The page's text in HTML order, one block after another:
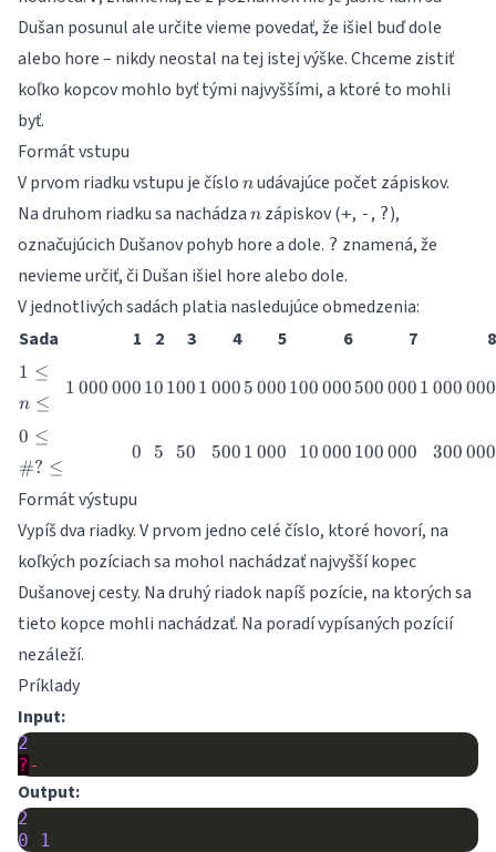
Dušan posunul ale určite vieme povedať, že išiel buď dole
alebo hore – nikdy neostal na tej istej výške. Chceme zistiť
koľko kopcov mohlo byť tými najvyššími, a ktoré to mohli
byť.
Formát vstupu
V prvom riadku vstupu je číslo n
nudávajúce počet zápiskov.
Na druhom riadku sa nachádza n
n zápiskov (+, - , ?),
označujúcich Dušanov pohyb hore a dole. ? znamená, že
nevieme určiť, či Dušan išiel hore alebo dole.
V jednotlivých sadách platia nasledujúce obmedzenia:
Sada
1 2 3 4 5 6 7 8
1
n
\leq
1 ≤
n ≤
1\,000\,000
1 000 000 10
10 100
100 1\,000
1 000 5\,000
5 000 100\,000
100 000 500\,000
500 000 1 000 000
0
\leq
\#?
\leq
0 ≤
#? ≤
0
0 5
5 50
50 500
500 1\,000
1 000 10\,000
10 000 100\,000
100 000 300 000
Formát výstupu
Vypíš dva riadky. V prvom jedno celé číslo, ktoré hovorí, na
koľkých pozíciach sa mohol nachádzať najvyšší kopec
Dušanovej cesty. Na druhý riadok napíš pozície, na ktorých sa
tieto kopce mohli nachádzať. Na poradí vypísaných pozícií
nezáleží.
Príklady
Input:
2
? -
Output:
2
0
1